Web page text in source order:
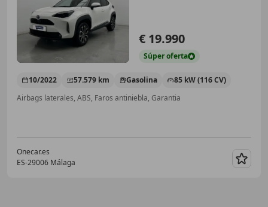
€ 19.990
Súperoferta
10/2022 57.579 km Gasolina
85 kW (116 CV)
Airbags laterales, ABS, Faros antiniebla, Garantia
Onecar.es
ES-29006 Málaga